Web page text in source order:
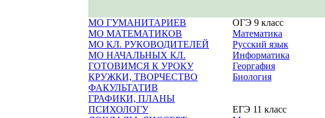
МО ГУМАНИТАРИЕВ
МО МАТЕМАТИКОВ
МО КЛ. РУКОВОДИТЕЛЕЙ
МО НАЧАЛЬНЫХ КЛ.
ГОТОВИМСЯ К УРОКУ
КРУЖКИ, ТВОРЧЕСТВО
ФАКУЛЬТАТИВ
ГРАФИКИ, ПЛАНЫ
ПСИХОЛОГУ
ОГЭ 9 класс
Математика
Русский язык
Информатика
Георгафия
Биология
ЕГЭ 11 класс